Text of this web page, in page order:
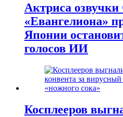
Актриса озвучки
«Евангелиона»
Японии
голосов ИИ
Косплееров